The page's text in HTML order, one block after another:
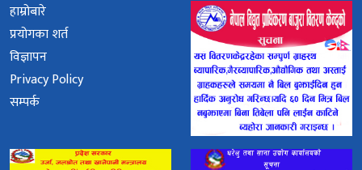
हाम्रोबारे
प्रयोगका शर्त
विज्ञापन
Privacy Policy
सम्पर्क